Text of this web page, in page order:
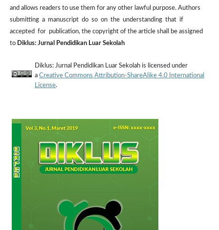
and allows readers to use them for any other lawful purpose. Authors
submitting a manuscript do so on the understanding that if
accepted for publication, the copyright of the article shall be assigned
to Diklus: Jurnal Pendidikan Luar Sekolah
Diklus: Jurnal Pendidikan Luar Sekolah is licensed under
a Creative Commons Attribution-ShareAlike 4.0 International
License.